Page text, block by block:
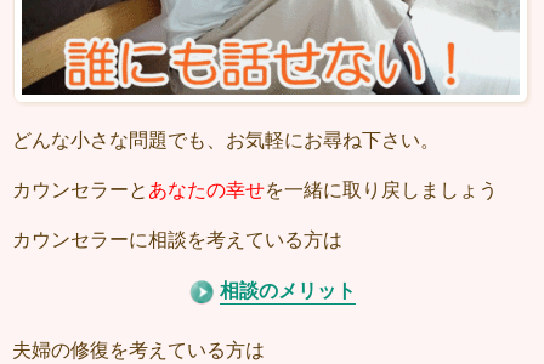
どんな小さな問題でも、お気軽にお尋ね下さい。
カウンセラーと あなたの幸せを一緒に取り戻しましょう
カウンセラーに相談を考えている方は
相談のメリット
夫婦の修復を考えている方は